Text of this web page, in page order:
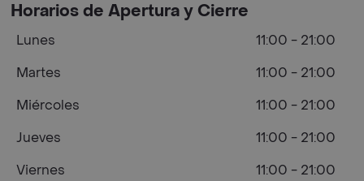
Horarios de Apertura y Cierre
Lunes
11:00 - 21:00
Martes
11:00 - 21:00
Miércoles
11:00 - 21:00
Jueves
11:00 - 21:00
Viernes
11:00 - 21:00